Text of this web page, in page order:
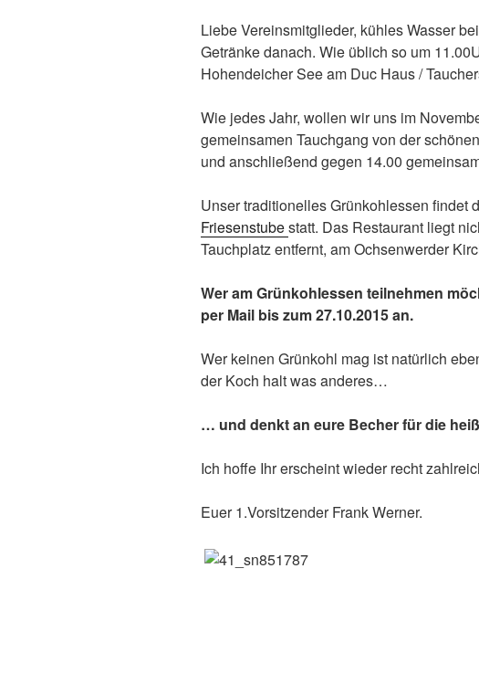
Liebe Vereinsmitglieder, kühles Wasser
Getränke danach. Wie üblich so um
Hohendeicher See am Duc Haus /
Wie jedes Jahr, wollen wir uns im
gemeinsamen Tauchgang von der
und anschließend gegen 14.00
Unser traditionelles Grünkohlessen findet
Friesenstubestatt. Das Restaurant liegt
Tauchplatz entfernt, am Ochsenwerder
Wer am Grünkohlessen teilnehmen
per Mail bis zum 27.10.2015 an.
Wer keinen Grünkohl mag ist natürlich
der Koch halt was anderes…
… und denkt an eure Becher für die
Ich hoffe Ihr erscheint wieder recht
Euer 1.Vorsitzender Frank Werner.